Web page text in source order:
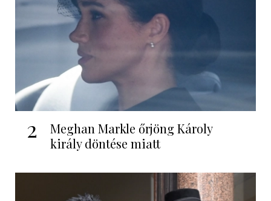
2
Meghan Markle őrjöng Károly
király döntése miatt